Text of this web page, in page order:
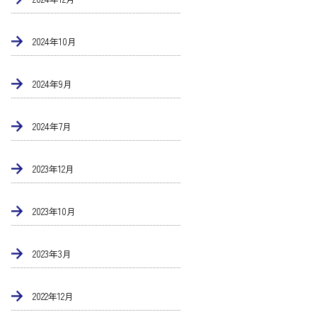
2024年10月
2024年9月
2024年7月
2023年12月
2023年10月
2023年3月
2022年12月